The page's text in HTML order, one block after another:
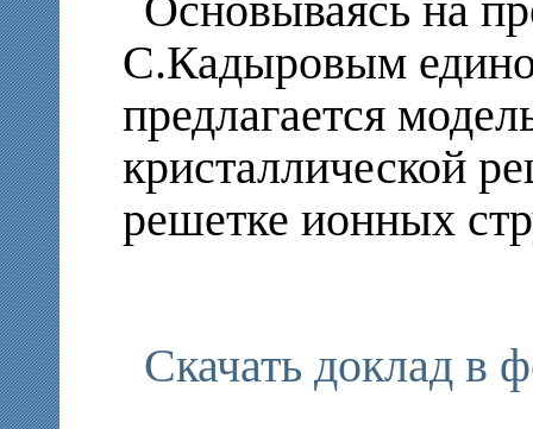
Основываясь на
С.Кадыровым
предлагается
кристаллической
решетке ионных
Скачать доклад в